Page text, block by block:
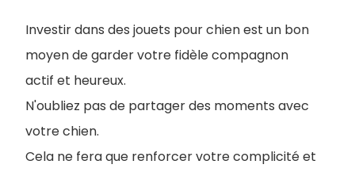
Investir dans des jouets pour chien est un bon
moyen de garder votre fidèle compagnon
actif et heureux.
N'oubliez pas de partager des moments avec
votre chien.
Cela ne fera que renforcer votre complicité et